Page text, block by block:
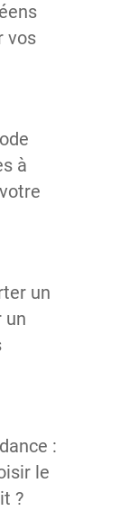
vos
à
un
un
:
le
?